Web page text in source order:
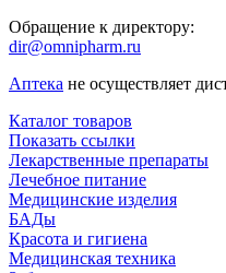
Обращение к директору:
dir@omnipharm.ru
Аптека не осуществляет
Каталог товаров
Показать ссылки
Лекарственные препараты
Лечебное питание
Медицинские изделия
БАДы
Красота и гигиена
Медицинская техника